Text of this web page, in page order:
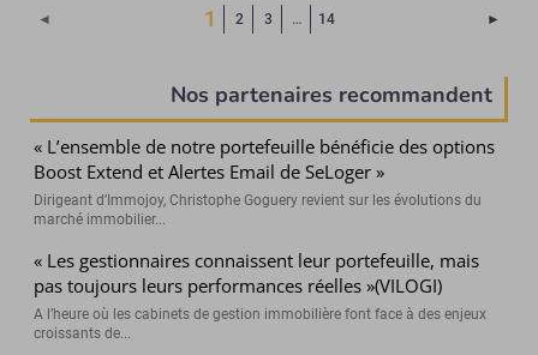
◄ 1 (Page courante)
2 3 … 14 ►
Nos partenaires recommandent
« L’ensemble de notre portefeuille bénéficie des options
Boost Extend et Alertes Email de SeLoger »
Dirigeant d’Immojoy, Christophe Goguery revient sur les évolutions du
marché immobilier...
« Les gestionnaires connaissent leur portefeuille, mais
pas toujours leurs performances réelles »(VILOGI)
A l’heure où les cabinets de gestion immobilière font face à des enjeux
croissants de...